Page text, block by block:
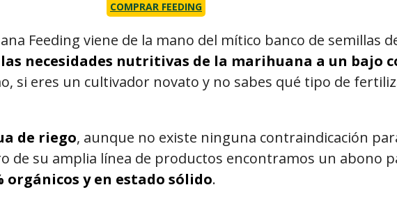
COMPRAR FEEDING
Feeding viene de la mano del mítico banco de semillas
necesidades nutritivas de la marihuana a un bajo
si eres un cultivador novato y no sabes qué tipo de
de riego, aunque no existe ninguna contraindicación
de su amplia línea de productos encontramos un abono
orgánicos y en estado sólido.